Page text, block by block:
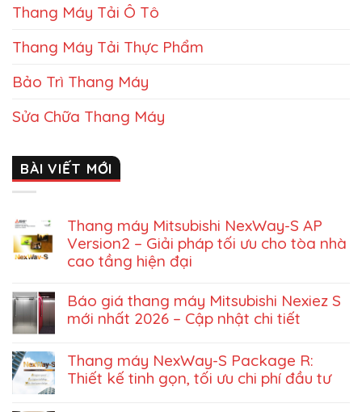
Thang Máy Tải Ô Tô
Thang Máy Tải Thực Phẩm
Bảo Trì Thang Máy
Sửa Chữa Thang Máy
BÀI VIẾT MỚI
Thang máy Mitsubishi NexWay-S AP
Version2 – Giải pháp tối ưu cho tòa nhà
cao tầng hiện đại
Báo giá thang máy Mitsubishi Nexiez S
mới nhất 2026 – Cập nhật chi tiết
Thang máy NexWay-S Package R:
Thiết kế tinh gọn, tối ưu chi phí đầu tư